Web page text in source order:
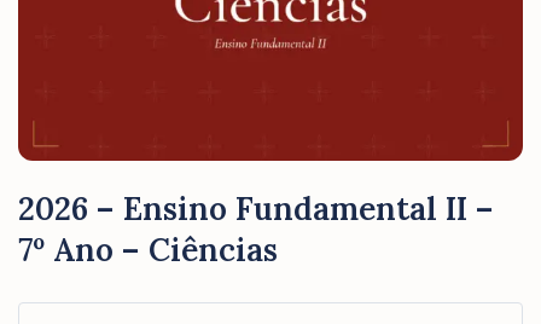
2026 – Ensino Fundamental II –
7º Ano – Ciências